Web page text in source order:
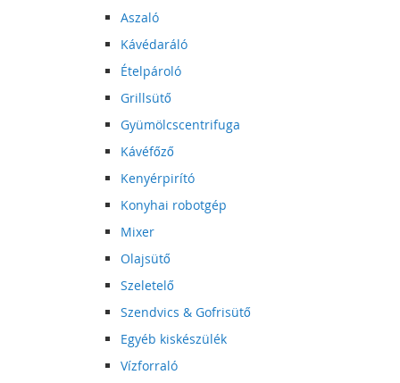
Aszaló
Kávédaráló
Ételpároló
Grillsütő
Gyümölcscentrifuga
Kávéfőző
Kenyérpirító
Konyhai robotgép
Mixer
Olajsütő
Szeletelő
Szendvics & Gofrisütő
Egyéb kiskészülék
Vízforraló